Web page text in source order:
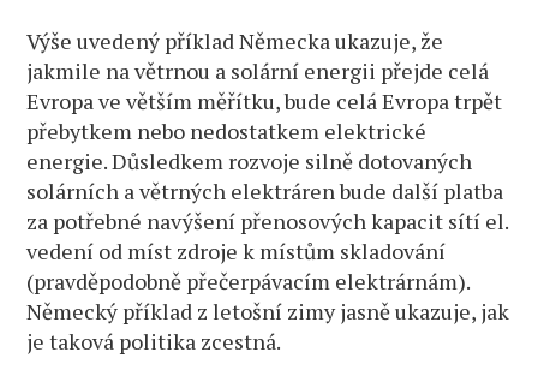
Výše uvedený příklad Německa ukazuje, že
jakmile na větrnou a solární energii přejde celá
Evropa ve větším měřítku, bude celá Evropa trpět
přebytkem nebo nedostatkem elektrické
energie. Důsledkem rozvoje silně dotovaných
solárních a větrných elektráren bude další platba
za potřebné navýšení přenosových kapacit sítí el.
vedení od míst zdroje k místům skladování
(pravděpodobně přečerpávacím elektrárnám).
Německý příklad z letošní zimy jasně ukazuje, jak
je taková politika zcestná.